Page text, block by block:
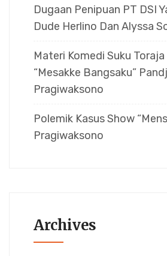
Dugaan Penipuan PT DSI
Dude Herlino Dan Alyssa
Materi Komedi Suku
“Mesakke Bangsaku”
Pragiwaksono
Polemik Kasus Show
Pragiwaksono
Archives